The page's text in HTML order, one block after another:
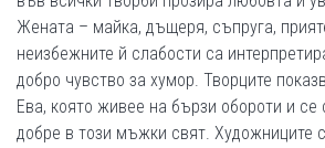
Жената – майка, дъщеря, съпруга,
неизбежните й слабости са
добро чувство за хумор. Творците
Ева, която живее на бързи обороти и се
добре в този мъжки свят. Художниците